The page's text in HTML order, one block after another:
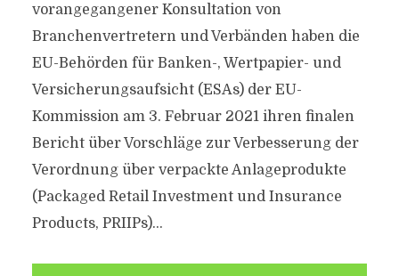
vorangegangener Konsultation von
Branchenvertretern und Verbänden haben die
EU-Behörden für Banken-, Wertpapier- und
Versicherungsaufsicht (ESAs) der EU-
Kommission am 3. Februar 2021 ihren finalen
Bericht über Vorschläge zur Verbesserung der
Verordnung über verpackte Anlageprodukte
(Packaged Retail Investment und Insurance
Products, PRIIPs)...